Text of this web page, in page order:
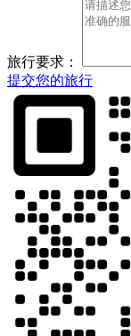
旅行要求：
提交您的旅行